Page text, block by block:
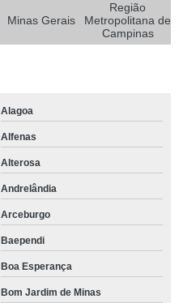
Minas Gerais
Região
Metropolitana de
Campinas
Alagoa
Alfenas
Alterosa
Andrelândia
Arceburgo
Baependi
Boa Esperança
Bom Jardim de Minas